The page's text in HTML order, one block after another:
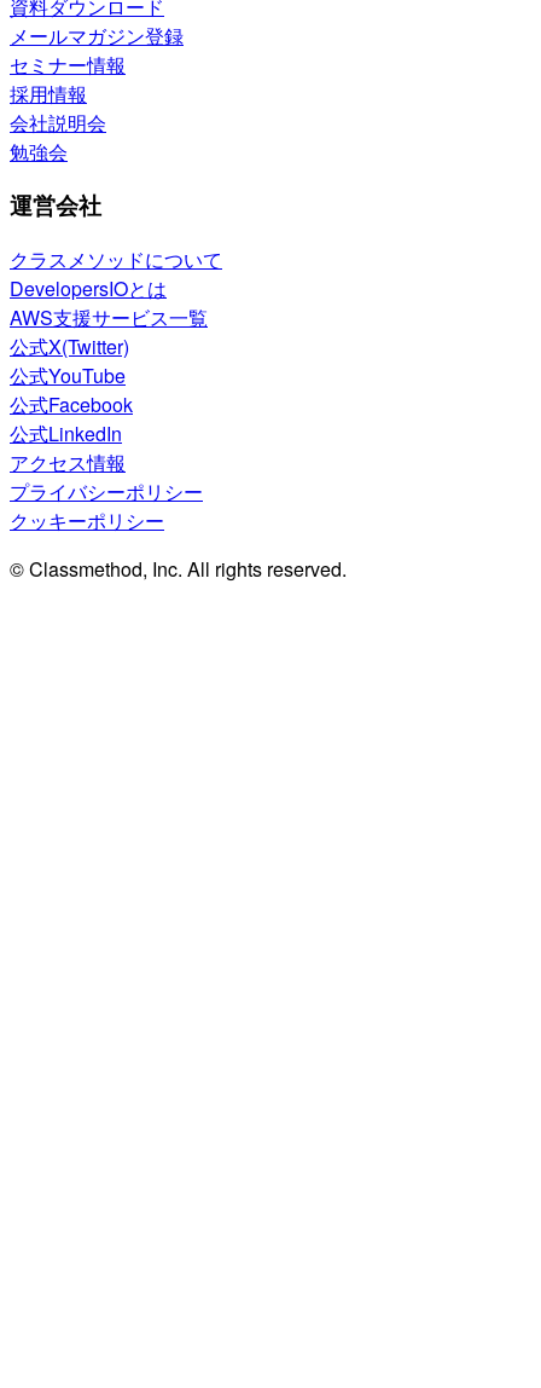
資料ダウンロード
メールマガジン登録
セミナー情報
採用情報
会社説明会
勉強会
運営会社
クラスメソッドについて
DevelopersIOとは
AWS支援サービス一覧
公式X(Twitter)
公式YouTube
公式Facebook
公式LinkedIn
アクセス情報
プライバシーポリシー
クッキーポリシー
© Classmethod, Inc. All rights reserved.